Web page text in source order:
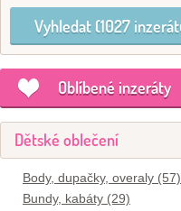
Oblíbené inzeráty
Dětské oblečení
Body, dupačky, overaly (57)
Bundy, kabáty (29)